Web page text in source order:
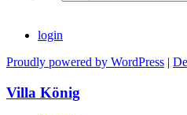
login
Proudly powered by WordPress |
Villa König